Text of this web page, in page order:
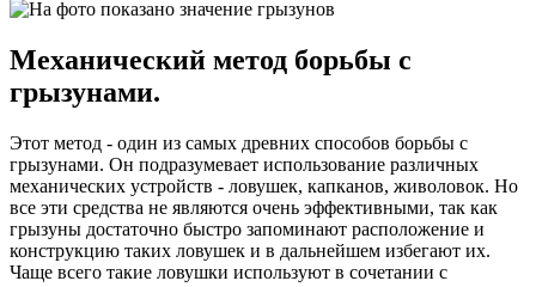
Механический метод борьбы с
грызунами.
Этот метод - один из самых древних способов борьбы с
грызунами. Он подразумевает использование различных
механических устройств - ловушек, капканов, живоловок. Но
все эти средства не являются очень эффективными, так как
грызуны достаточно быстро запоминают расположение и
конструкцию таких ловушек и в дальнейшем избегают их.
Чаще всего такие ловушки используют в сочетании с